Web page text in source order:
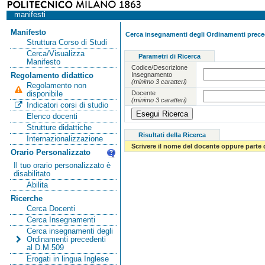
manifesti
Manifesto
Struttura Corso di Studi
Cerca/Visualizza
Manifesto
Regolamento didattico
Regolamento non
disponibile
Indicatori corsi di studio
Elenco docenti
Strutture didattiche
Internazionalizzazione
Orario Personalizzato
Il tuo orario personalizzato è
disabilitato
Abilita
Ricerche
Cerca Docenti
Cerca Insegnamenti
Cerca insegnamenti degli
Ordinamenti precedenti
al D.M.509
Erogati in lingua Inglese
Cerca insegnamenti degli Ordinamenti
Parametri di Ricerca
Codice/Descrizione
Insegnamento
(minimo 3 caratteri)
Docente
(minimo 3 caratteri)
Risultati della Ricerca
Scrivere il nome del docente oppure